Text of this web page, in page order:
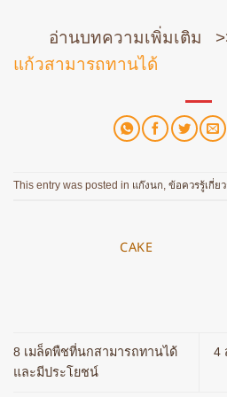
อ่านบทความเพิ่มเติม
แก้วสามารถทานได้
This entry was posted in แก๊งนก, ข้อควรรู้เกี่ย
CAKE
8 เมล็ดพืชที่นกสามารถทานได้
และมีประโยชน์
4